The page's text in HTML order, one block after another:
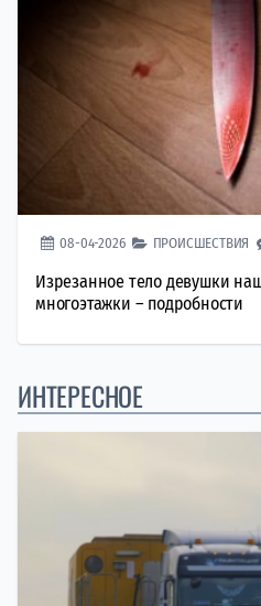
08-04-2026 ПРОИСШЕСТВИЯ
Изрезанное тело девушки
многоэтажки – подробности
ИНТЕРЕСНОЕ